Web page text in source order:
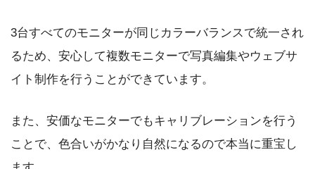
3台すべてのモニターが同じカラーバランスで統一され
るため、安心して複数モニターで写真編集やウェブサ
イト制作を行うことができています。
また、安価なモニターでもキャリブレーションを行う
ことで、色合いがかなり自然になるので本当に重宝し